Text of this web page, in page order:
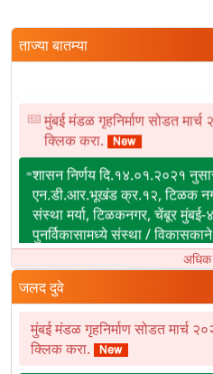
This
shortcut
screen
reader
help
navigate
and
interact
with
content.
ताज्या बातम्या
मुंबई मंडळ गृहनिर्माण सोडत
क्लिक करा.
शासन निर्णय दि.१४.०१.२०२१
एन.डी.आर.भूखंड क्र.१२, टिळक
संस्था मर्या, टिळकनगर, चेंबूर मुंबई-
पुनर्विकासामध्ये संस्था /
सवलतीबाबत.
मुंबई मंडळ सोडत-२०२६
(Oversight Committee)
एमबीआरआर २०२६ – जुनी
अधिक
जलद दुवे
मुंबई मंडळ गृहनिर्माण सोडत मार्च
क्लिक करा.